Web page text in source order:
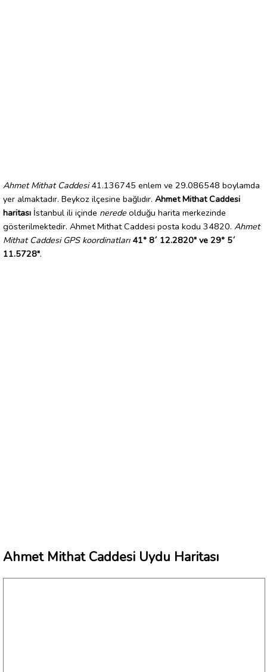
Ahmet Mithat Caddesi41.136745 enlem ve 29.086548 boylamda
yer almaktadır. Beykoz ilçesine bağlıdır. Ahmet Mithat Caddesi
haritası İstanbul ili içinde nerede olduğu harita merkezinde
gösterilmektedir. Ahmet Mithat Caddesi posta kodu 34820. Ahmet
Mithat Caddesi GPS koordinatları 41° 8´ 12.2820" ve 29° 5´
11.5728".
Ahmet Mithat Caddesi Uydu Haritası